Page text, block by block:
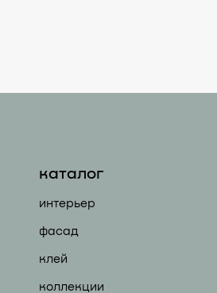
каталог
интерьер
фасад
клей
коллекции